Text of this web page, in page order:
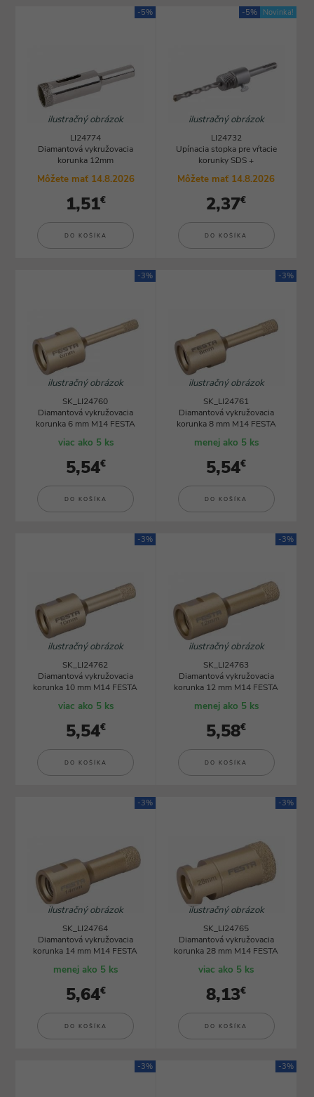
-5%
ilustračný obrázok
LI24774
Diamantová vykružovacia
korunka 12mm
Môžete mať 14.8.2026
1,51€
DO KOŠÍKA
Novinka!
-5%
ilustračný obrázok
LI24732
Upínacia stopka pre vŕtacie
korunky SDS +
Môžete mať 14.8.2026
2,37€
DO KOŠÍKA
-3%
ilustračný obrázok
SK_LI24760
Diamantová vykružovacia
korunka 6 mm M14 FESTA
viac ako 5 ks
5,54€
DO KOŠÍKA
-3%
ilustračný obrázok
SK_LI24761
Diamantová vykružovacia
korunka 8 mm M14 FESTA
menej ako 5 ks
5,54€
DO KOŠÍKA
-3%
ilustračný obrázok
SK_LI24762
Diamantová vykružovacia
korunka 10 mm M14 FESTA
viac ako 5 ks
5,54€
DO KOŠÍKA
-3%
ilustračný obrázok
SK_LI24763
Diamantová vykružovacia
korunka 12 mm M14 FESTA
menej ako 5 ks
5,58€
DO KOŠÍKA
-3%
ilustračný obrázok
SK_LI24764
Diamantová vykružovacia
korunka 14 mm M14 FESTA
menej ako 5 ks
5,64€
DO KOŠÍKA
-3%
ilustračný obrázok
SK_LI24765
Diamantová vykružovacia
korunka 28 mm M14 FESTA
viac ako 5 ks
8,13€
DO KOŠÍKA
-3% -3%